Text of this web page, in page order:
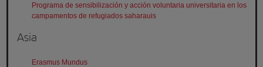
Programa de sensibilización y acción voluntaria universitaria en los
campamentos de refugiados saharauis
Asia
Erasmus Mundus